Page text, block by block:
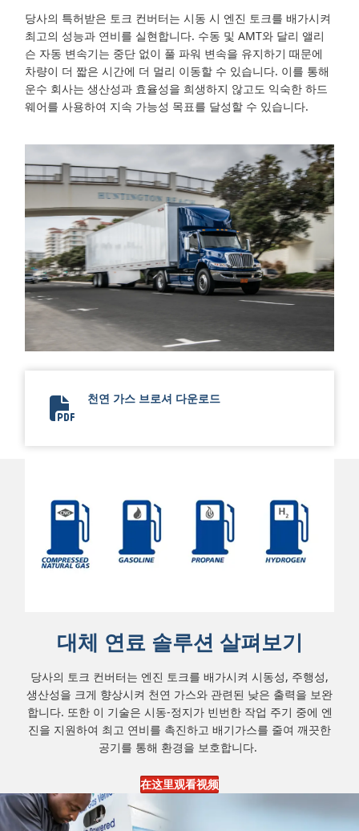
당사의 특허받은 토크 컨버터는 시동 시 엔진 토크를 배가시켜
최고의 성능과 연비를 실현합니다. 수동 및 AMT와 달리 앨리
슨 자동 변속기는 중단 없이 풀 파워 변속을 유지하기 때문에
차량이 더 짧은 시간에 더 멀리 이동할 수 있습니다. 이를 통해
운수 회사는 생산성과 효율성을 희생하지 않고도 익숙한 하드
웨어를 사용하여 지속 가능성 목표를 달성할 수 있습니다.
Natural Gas Brochure
천연 가스 브로셔 다운로드
대체 연료 솔루션 살펴보기
당사의 토크 컨버터는 엔진 토크를 배가시켜 시동성, 주행성,
생산성을 크게 향상시켜 천연 가스와 관련된 낮은 출력을 보완
합니다. 또한 이 기술은 시동-정지가 빈번한 작업 주기 중에 엔
진을 지원하여 최고 연비를 촉진하고 배기가스를 줄여 깨끗한
공기를 통해 환경을 보호합니다.
在这里观看视频